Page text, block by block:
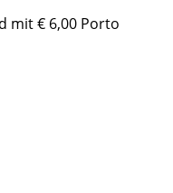
mit € 6,00 Porto